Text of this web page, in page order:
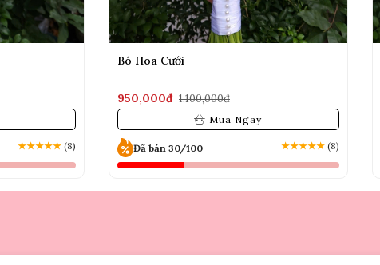
★★★★★ (8)
Bó Hoa Cưới
950,000đ 1,100,000đ
Mua Ngay
Đã bán 30/100 ★★★★★(8)